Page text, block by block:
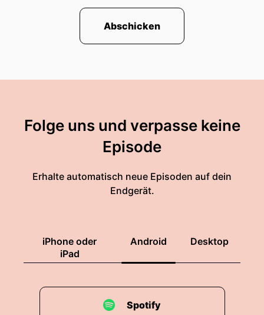
Abschicken
Folge uns und verpasse keine
Episode
Erhalte automatisch neue Episoden auf dein
Endgerät.
iPhone oder
iPad
Android Desktop
Spotify